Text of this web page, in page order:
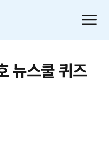
뉴스쿨 퀴즈